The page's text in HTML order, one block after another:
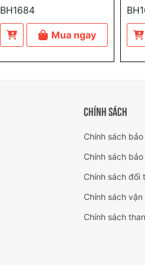
BH1684
Mua ngay
CHÍNH SÁCH
Chính sách
Chính sách
Chính sách đổi
Chính sách
Chính sách